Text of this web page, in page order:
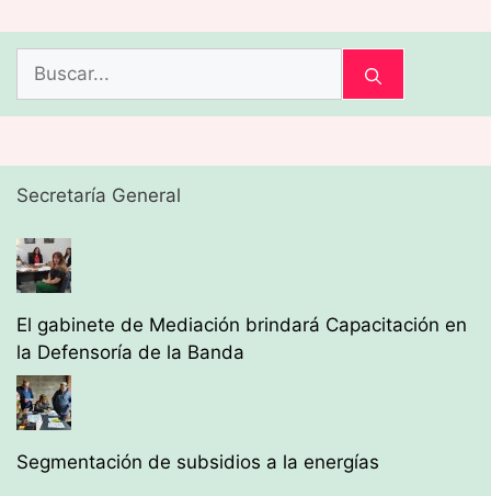
Buscar:
Secretaría General
El gabinete de Mediación brindará Capacitación en
la Defensoría de la Banda
Segmentación de subsidios a la energías